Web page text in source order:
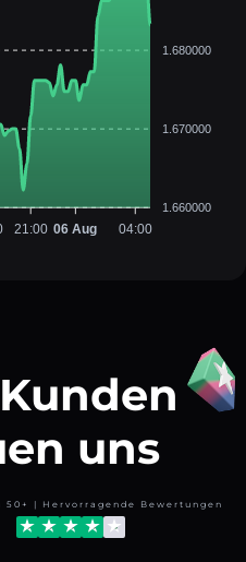
1.680000
1.670000
1.660000
21:00 06 Aug 04:00
uns
50+ | Hervorragende Bewertungen